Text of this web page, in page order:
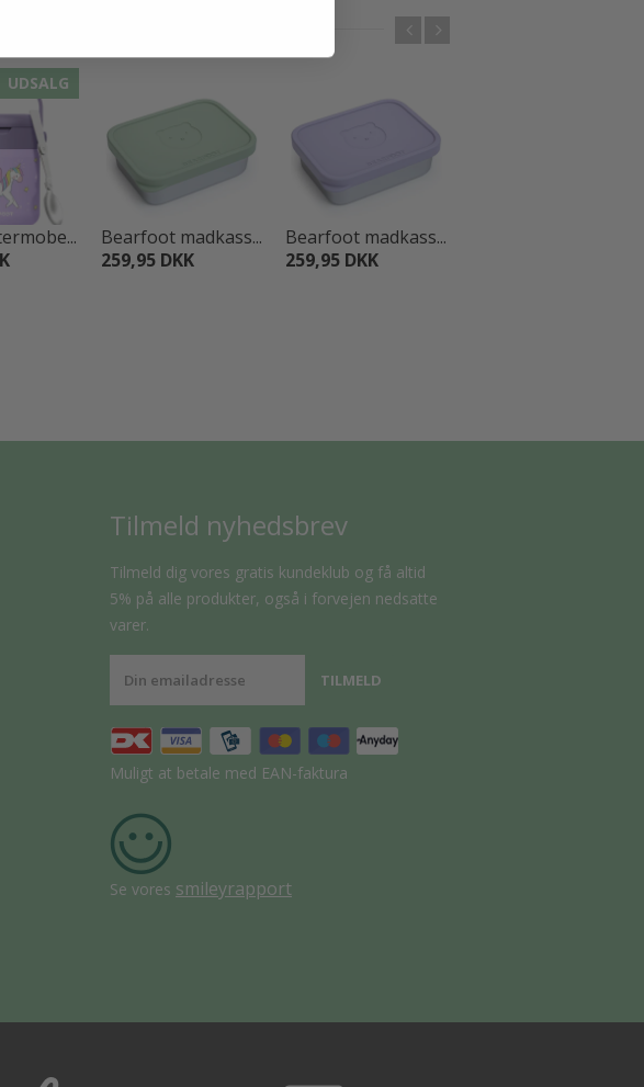
UDSALG
Bearfoot madkass...
259,95 DKK
Bearfoot madkass...
259,95 DKK
Tilmeld nyhedsbrev
Tilmeld dig vores gratis kundeklub og få altid
5% på alle produkter, også i forvejen nedsatte
varer.
Muligt at betale med EAN-faktura
Se vores smileyrapport